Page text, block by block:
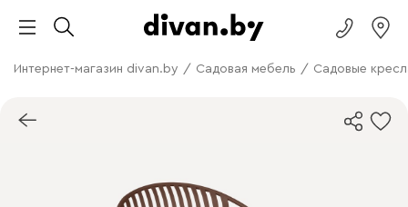
Интернет-магазин divan.by / Садовая мебель / Садовые